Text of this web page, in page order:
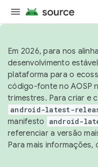
Em 2026, para nos
desenvolvimento
plataforma para o
código-fonte no AOSP
trimestres. Para criar e
android-latest-
manifesto
android-
referenciar a versão
Para mais informações,